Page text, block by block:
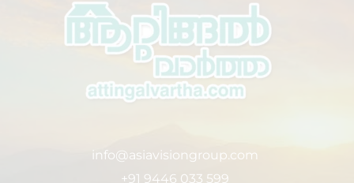
info@asiavisiongroup.com
+91 9446 033 599